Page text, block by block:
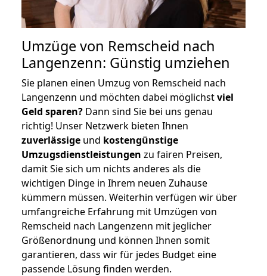
Umzüge von Remscheid nach
Langenzenn: Günstig umziehen
Sie planen einen Umzug von Remscheid nach
Langenzenn und möchten dabei möglichstviel
Geld sparen? Dann sind Sie bei uns genau
richtig! Unser Netzwerk bieten Ihnen
zuverlässige und kostengünstige
Umzugsdienstleistungen zu fairen Preisen,
damit Sie sich um nichts anderes als die
wichtigen Dinge in Ihrem neuen Zuhause
kümmern müssen. Weiterhin verfügen wir über
umfangreiche Erfahrung mit Umzügen von
Remscheid nach Langenzenn mit jeglicher
Größenordnung und können Ihnen somit
garantieren, dass wir für jedes Budget eine
passende Lösung finden werden.